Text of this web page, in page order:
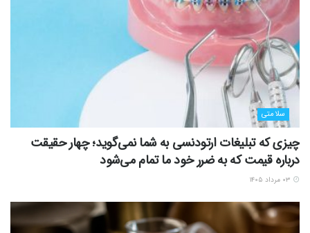
سلامتی
چیزی که تبلیغات ارتودنسی به شما نمی‌گوید؛ چهار حقیقت
درباره قیمت که به ضرر خود ما تمام می‌شود